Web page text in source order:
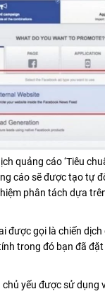
quảng cáo ‘Tiêu
cáo sẽ được tạo tự
phân tách dựa
được gọi là chiến dịch
trong đó bạn đã
yếu được sử dụng